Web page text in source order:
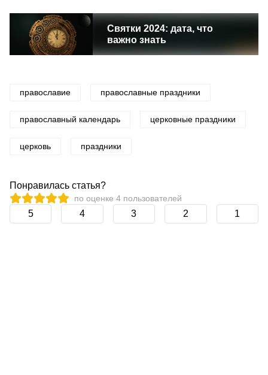
Святки 2024: дата, что
важно знать
православие православные праздники
православный календарь церковные праздники
церковь праздники
Понравилась статья?
по оценке 4 пользователей
5 4 3 2 1